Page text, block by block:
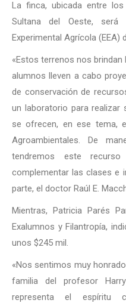
La finca, ubicada entre
Sultana del Oeste, será
Experimental Agrícola (EEA)
«Estos terrenos nos
alumnos lleven a cabo
de conservación de
un laboratorio para
se ofrecen, en ese tema,
Agroambientales. De
tendremos este
complementar las clases e
parte, el doctor Raúl E.
Mientras, Patricia Parés
Exalumnos y Filantropía,
unos $245 mil.
«Nos sentimos muy
familia del profesor
representa el espíritu